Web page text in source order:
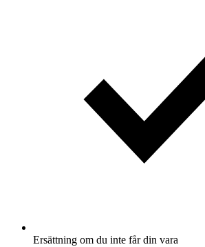
Ersättning om du inte får din vara